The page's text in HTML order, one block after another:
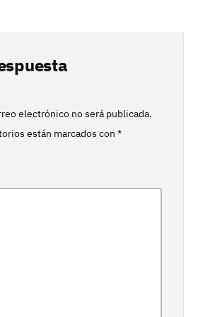
electrónico no será publicada.
están marcados con *